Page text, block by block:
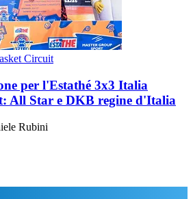
Circuit
per l'Estathé 3x3 Italia
All Star e DKB regine d'Italia
Rubini